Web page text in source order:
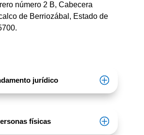
número 2 B, Cabecera
de Berriozábal, Estado de
.
jurídico
físicas